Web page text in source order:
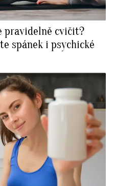
pravidelně cvičit?
spánek i psychické